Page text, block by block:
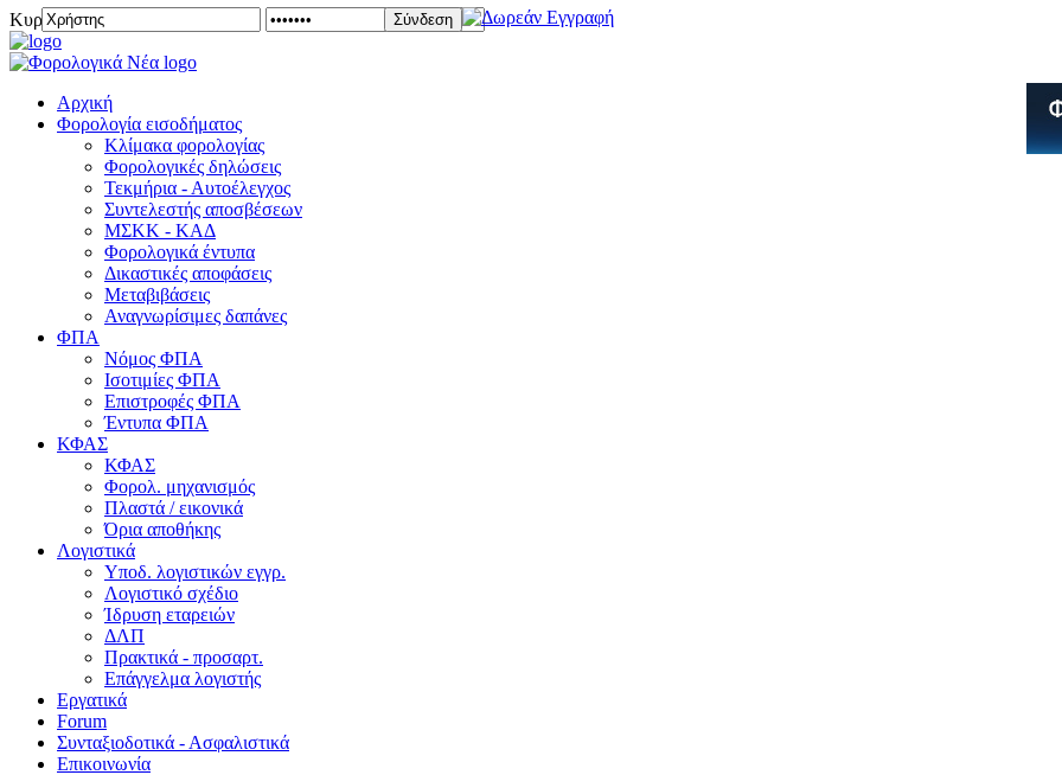
Κυριακή 09 Αυγούστου 2026
Αρχική
Φορολογία εισοδήματος
Κλίμακα φορολογίας
Φορολογικές δηλώσεις
Τεκμήρια - Αυτοέλεγχος
Συντελεστής αποσβέσεων
ΜΣKΚ - ΚΑΔ
Φορολογικά έντυπα
Δικαστικές αποφάσεις
Μεταβιβάσεις
Αναγνωρίσιμες δαπάνες
ΦΠΑ
Νόμος ΦΠΑ
Ισοτιμίες ΦΠΑ
Επιστροφές ΦΠΑ
Έντυπα ΦΠΑ
ΚΦΑΣ
ΚΦΑΣ
Φορολ. μηχανισμός
Πλαστά / εικονικά
Όρια αποθήκης
Λογιστικά
Υποδ. λογιστικών εγγρ.
Λογιστικό σχέδιο
Ίδρυση εταρειών
ΔΛΠ
Πρακτικά - προσαρτ.
Επάγγελμα λογιστής
Εργατικά
Forum
Συνταξιοδοτικά - Ασφαλιστικά
Επικοινωνία
Σύνδεση